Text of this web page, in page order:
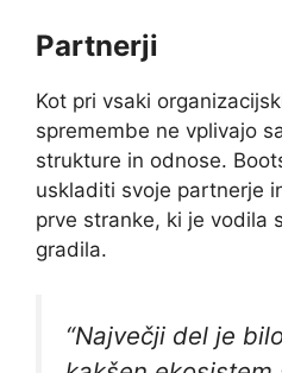
Partnerji
Kot pri vsaki
spremembe ne vplivajo
strukture in odnose.
uskladiti svoje partnerje
prve stranke, ki je vodila
gradila.
“Največji del je